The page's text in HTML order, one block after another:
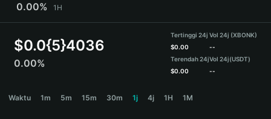
ภาษาไทย
हिन्दी
Español
Português (Brasil)
0.00%
1H
$0.0{5}4036
0.00%
Tertinggi 24j
$0.00
Terendah 24j
$0.00
Vol 24j (XBONK)
--
Vol 24j(USDT)
--
Waktu 1m 5m 15m 30m 1j 4j 1H 1M